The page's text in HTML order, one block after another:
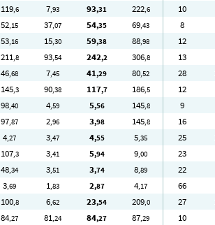
119,6 7,93 93,31 222,6 10
52,15 37,07 54,35 69,43 8
53,16 15,30 59,38 88,98 12
211,8 93,54 242,2 306,8 13
46,68 7,45 41,29 80,52 28
145,3 90,38 117,7 186,5 12
98,40 4,59 5,56 145,8 9
97,87 2,96 3,98 145,8 16
4,27 3,47 4,55 5,35 25
107,3 3,41 5,94 9,00 23
48,34 3,51 3,74 8,89 22
3,69 1,83 2,87 4,17 66
100,8 6,62 23,54 209,0 27
84,27 81,24 84,27 87,29 10